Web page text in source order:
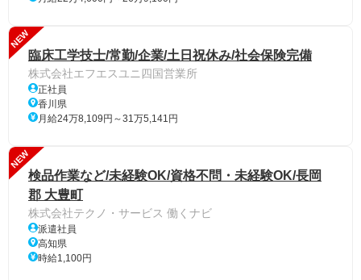
NEW
臨床工学技士/常勤/企業/土日祝休み/社会保険完備
株式会社エフエスユニ四国営業所
正社員
香川県
月給24万8,109円～31万5,141円
NEW
検品作業など/未経験OK/資格不問・未経験OK/長岡
郡 大豊町
株式会社テクノ・サービス 働くナビ
派遣社員
高知県
時給1,100円